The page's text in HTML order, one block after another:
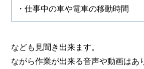
・仕事中の車や電車の移動時間
なども見聞き出来ます。
ながら作業が出来る音声や動画はあ